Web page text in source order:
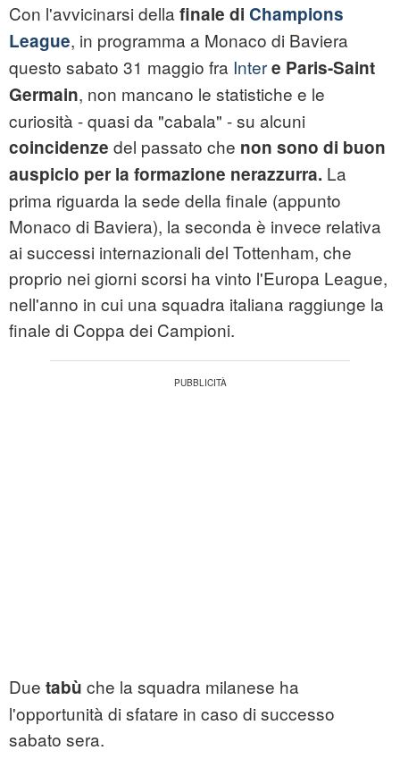
Con l'avvicinarsi della finale di Champions
League, in programma a Monaco di Baviera
questo sabato 31 maggio fra Intere Paris-Saint
Germain, non mancano le statistiche e le
curiosità - quasi da "cabala" - su alcuni
coincidenze del passato che non sono di buon
auspicio per la formazione nerazzurra. La
prima riguarda la sede della finale (appunto
Monaco di Baviera), la seconda è invece relativa
ai successi internazionali del Tottenham, che
proprio nei giorni scorsi ha vinto l'Europa League,
nell'anno in cui una squadra italiana raggiunge la
finale di Coppa dei Campioni.
Due tabù che la squadra milanese ha
l'opportunità di sfatare in caso di successo
sabato sera.